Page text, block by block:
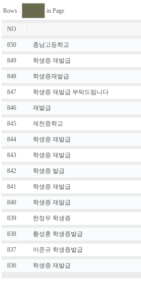
Rows : in Page
NO
850 충남고등학교
849 학생증 재발급
848 학생증재발급
847 학생증 재발급 부탁드립니다
846 재발급
845 제천중학교
844 학생증 재발급
843 학생증 재발급
842 학생증 발급
841 학생증 재발급
840 학생증 재발급
839 한정우 학생증
838 황성훈 학생증발급
837 이준규 학생증발급
836 학생증 재발급